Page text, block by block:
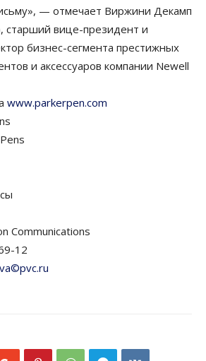
— отмечает Виржини Декамп
старший вице-президент и
бизнес-сегмента престижных
и аксессуаров компании Newell
www.parkerpen.com
Communications
12